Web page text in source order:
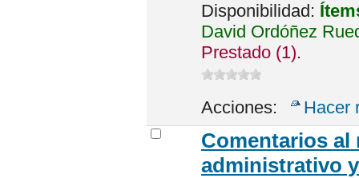
Disponibilidad:
David Ordóñez
Prestado (1).
Acciones: Hacer
Comentarios
administrativo